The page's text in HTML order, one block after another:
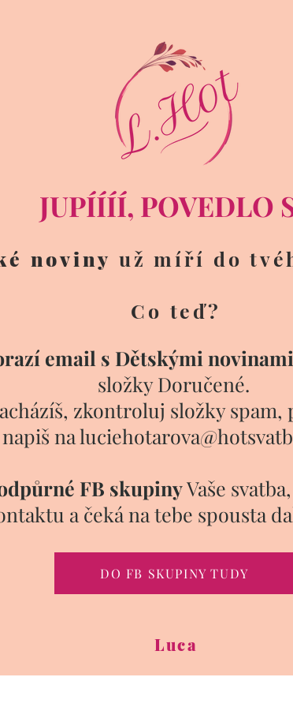
JUPÍÍÍÍ, POVEDLO
noviny už míří do
Co teď?
email s Dětskými novinami
složkyDoručené.
zkontroluj složky spam,
napiš na
FB skupinyVaše
a čeká na tebe spousta
Luca
DO FB SKUPINY TUDY